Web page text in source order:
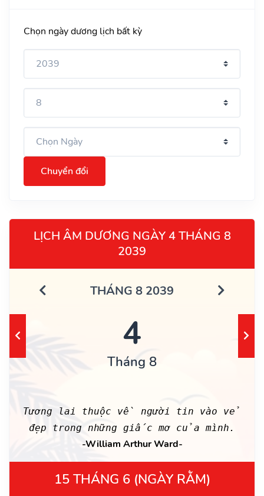
Chọn ngày dương lịch bất kỳ
Chuyển đổi
LỊCH ÂM DƯƠNG NGÀY 4 THÁNG 8
2039
THÁNG 8 2039
4
Tháng 8
Tương lai thuộc về người tin vào vẻ
đẹp trong những giấc mơ của mình.
-William Arthur Ward-
15 THÁNG 6 (NGÀY RẰM)